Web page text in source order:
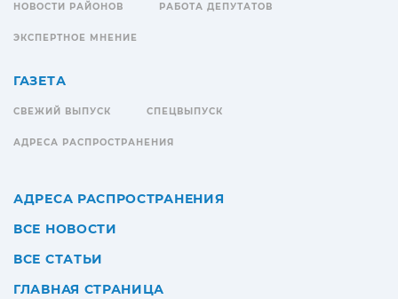
НОВОСТИ РАЙОНОВ РАБОТА ДЕПУТАТОВ
ЭКСПЕРТНОЕ МНЕНИЕ
ГАЗЕТА
СВЕЖИЙ ВЫПУСК СПЕЦВЫПУСК
АДРЕСА РАСПРОСТРАНЕНИЯ
АДРЕСА РАСПРОСТРАНЕНИЯ
ВСЕ НОВОСТИ
ВСЕ СТАТЬИ
ГЛАВНАЯ СТРАНИЦА